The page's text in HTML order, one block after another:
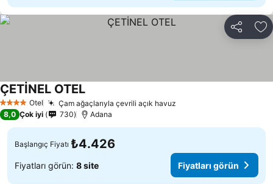
Paylaş
4 Yıldız Otel Çam ağaçlarıyla çevrili açık havuz
ÇETİNEL OTELFiyatları görün
8,0 Çok iyi 730 Adana
Başlangıç Fiyatı ₺4.426
Fiyatları görün: 8 site Fiyatları görün